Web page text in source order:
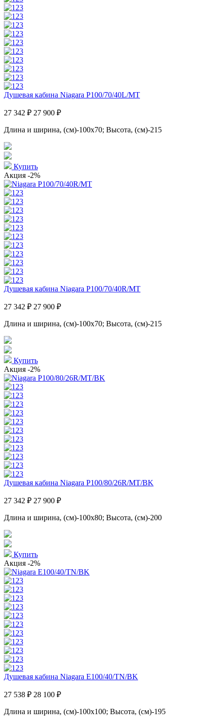
Душевая кабина Niagara P100/70/40L/MT
27 342 ₽ 27 900 ₽
Длина и ширина, (см)-100x70; Высота, (см)-215
Купить
Акция -2%
Душевая кабина Niagara P100/70/40R/MT
27 342 ₽ 27 900 ₽
Длина и ширина, (см)-100x70; Высота, (см)-215
Купить
Акция -2%
Душевая кабина Niagara P100/80/26R/MT/BK
27 342 ₽ 27 900 ₽
Длина и ширина, (см)-100x80; Высота, (см)-200
Купить
Акция -2%
Душевая кабина Niagara E100/40/TN/BK
27 538 ₽ 28 100 ₽
Длина и ширина, (см)-100x100; Высота, (см)-195